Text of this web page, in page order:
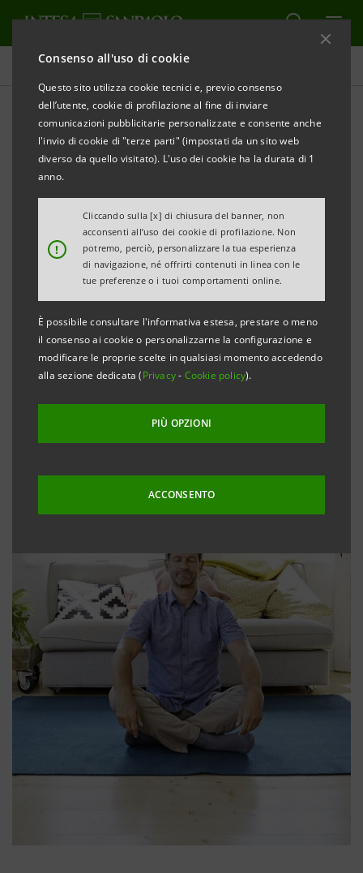
Consenso all'uso di cookie
Questo sito utilizza cookie tecnici e, previo consenso
dell’utente, cookie di profilazione al fine di inviare
comunicazioni pubblicitarie personalizzate e consente anche
l'invio di cookie di "terze parti" (impostati da un sito web
diverso da quello visitato). L'uso dei cookie ha la durata di 1
anno.
!
Cliccando sulla [x] di chiusura del banner, non
acconsenti all’uso dei cookie di profilazione. Non
potremo, perciò, personalizzare la tua esperienza
di navigazione, né offrirti contenuti in linea con le
tue preferenze o i tuoi comportamenti online.
È possibile consultare l'informativa estesa, prestare o meno
il consenso ai cookie o personalizzarne la configurazione e
modificare le proprie scelte in qualsiasi momento accedendo
alla sezione dedicata (Privacy- Cookie policy).
PIÙ OPZIONI
ACCONSENTO
Tutti i progetti
INNOVAZIONE
Strategie di Mindfulness e
capacità di regolazione
emotiva